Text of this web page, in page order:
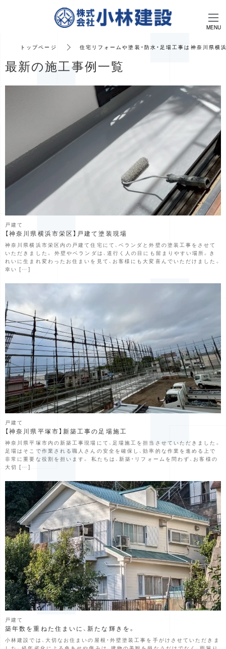
tog
na
トップページ 住宅リフォームや塗装・防水・足場工事は神奈川県横
最新の施工事例一覧
戸建て
【神奈川県横浜市栄区】戸建て塗装現場
神奈川県横浜市栄区内の戸建て住宅にて、ベランダと外壁の塗装工事をさせて
いただきました。 外壁やベランダは、道行く人の目にも留まりやすい場所。き
れいに生まれ変わったお住まいを見て、お客様にも大変喜んでいただけました。
幸い […]
戸建て
【神奈川県平塚市】新築工事の足場施工
神奈川県平塚市内の新築工事現場にて、足場施工を担当させていただきました。
足場はそこで作業される職人さんの安全を確保し、効率的な作業を進める上で
非常に重要な役割を担います。 私たちは、新築・リフォームを問わず、お客様の
大切 […]
戸建て
築年数を重ねた住まいに、新たな輝きを。
小林建設では、大切なお住まいの屋根・外壁塗装工事を手がけさせていただきま